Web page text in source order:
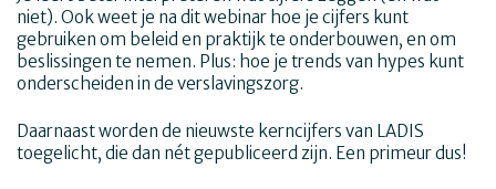
niet). Ook weet je na dit webinar hoe je cijfers kunt
gebruiken om beleid en praktijk te onderbouwen, en om
beslissingen te nemen. Plus: hoe je trends van hypes kunt
onderscheiden in de verslavingszorg.
Daarnaast worden de nieuwste kerncijfers van LADIS
toegelicht, die dan nét gepubliceerd zijn. Een primeur dus!